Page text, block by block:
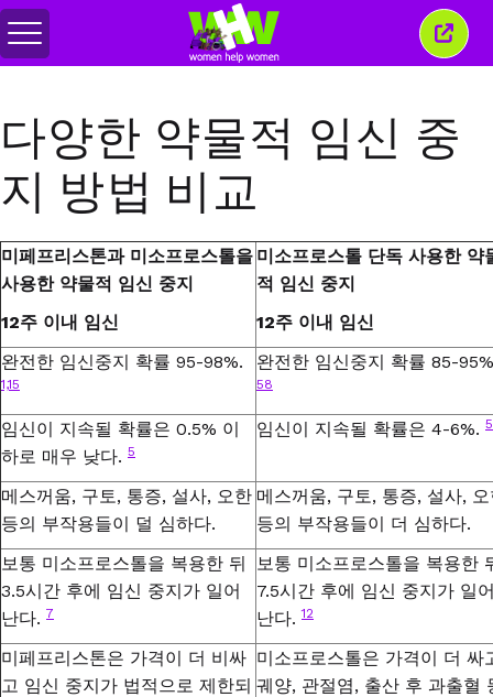
메
뉴
이
창
다양한 약물적 임신 중
지 방법 비교
미페프리스톤과 미소프로스톨을
사용한 약물적 임신 중지
12주 이내 임신
미소프로스톨 단독 사용한 약
적 임신 중지
12주 이내 임신
완전한 임신중지 확률 95-98%.
1,15
완전한 임신중지 확률 85-
58
임신이 지속될 확률은 0.5% 이
하로 매우 낮다. 5
임신이 지속될 확률은 4-6%.
메스꺼움, 구토, 통증, 설사, 오한
등의 부작용들이 덜 심하다.
메스꺼움, 구토, 통증, 설사,
등의 부작용들이 더 심하다.
보통 미소프로스톨을 복용한 뒤
3.5시간 후에 임신 중지가 일어
난다. 7
보통 미소프로스톨을 복용한
7.5시간 후에 임신 중지가 일
난다.12
미페프리스톤은 가격이 더 비싸
고 임신 중지가 법적으로 제한되
미소프로스톨은 가격이 더 싸
궤양, 관절염, 출산 후 과출혈